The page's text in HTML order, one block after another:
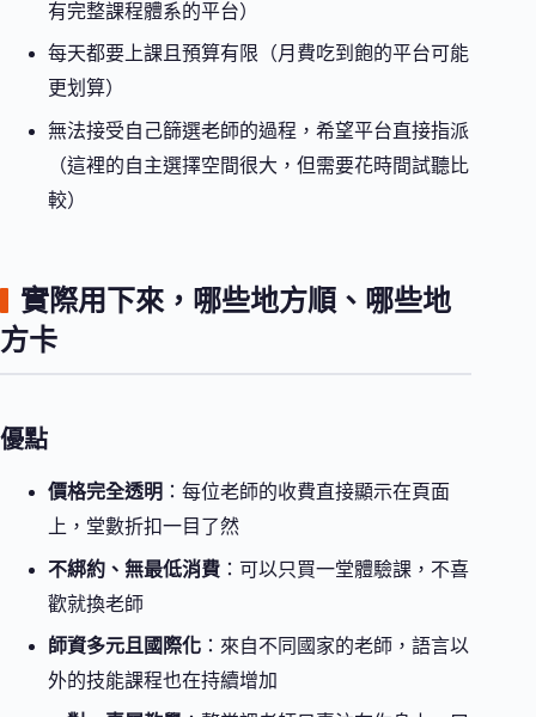
有完整課程體系的平台）
每天都要上課且預算有限（月費吃到飽的平台可能
更划算）
無法接受自己篩選老師的過程，希望平台直接指派
（這裡的自主選擇空間很大，但需要花時間試聽比
較）
實際用下來，哪些地方順、哪些地
方卡
優點
價格完全透明 ：每位老師的收費直接顯示在頁面
上，堂數折扣一目了然
不綁約、無最低消費 ：可以只買一堂體驗課，不喜
歡就換老師
師資多元且國際化 ：來自不同國家的老師，語言以
外的技能課程也在持續增加